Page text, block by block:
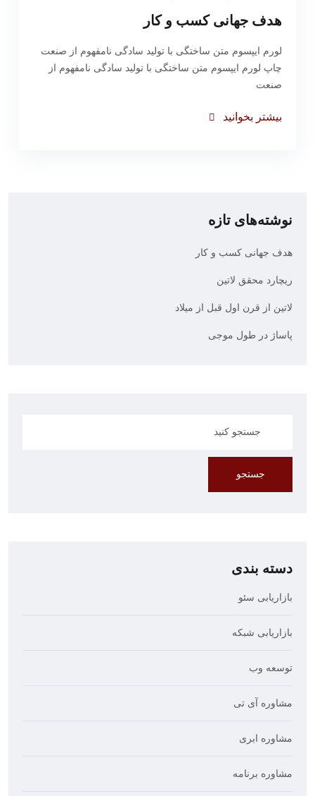
هدف جهانی کسب و کار
لورم ایپسوم متن ساختگی با تولید سادگی نامفهوم از صنعت
چاپ لورم ایپسوم متن ساختگی با تولید سادگی نامفهوم از
صنعت
بیشتر بخوانید
نوشته‌های تازه
هدف جهانی کسب و کار
ریچارد محقق لاتین
لاتین از قرن اول قبل از میلاد
پاساژ در طول موجی
جستجو
دسته بندی
بازاریابی سئو
بازاریابی شبکه
توسعه وب
مشاوره آی تی
مشاوره ابری
مشاوره برنامه